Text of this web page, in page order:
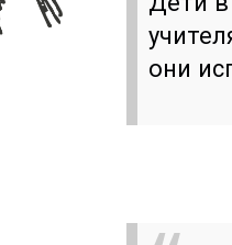
они